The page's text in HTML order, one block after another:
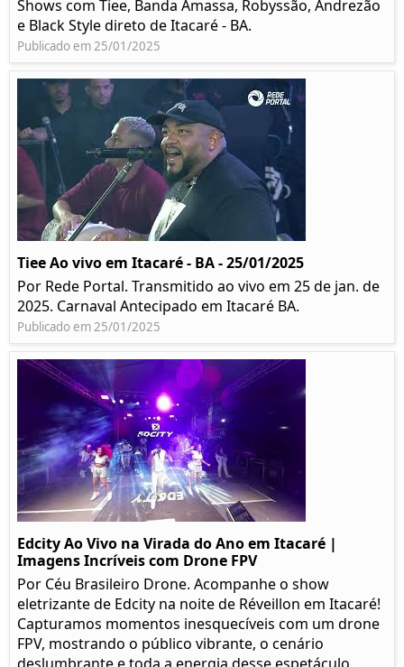
Shows com Tiee, Banda Amassa, Robyssão, Andrezão
e Black Style direto de Itacaré - BA.
Publicado em 25/01/2025
Tiee Ao vivo em Itacaré - BA - 25/01/2025
Por Rede Portal. Transmitido ao vivo em 25 de jan. de
2025. Carnaval Antecipado em Itacaré BA.
Publicado em 25/01/2025
Edcity Ao Vivo na Virada do Ano em Itacaré |
Imagens Incríveis com Drone FPV
Por Céu Brasileiro Drone. Acompanhe o show
eletrizante de Edcity na noite de Réveillon em Itacaré!
Capturamos momentos inesquecíveis com um drone
FPV, mostrando o público vibrante, o cenário